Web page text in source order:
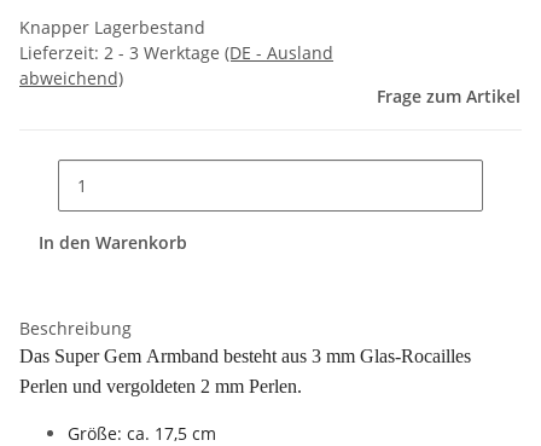
Knapper Lagerbestand
Lieferzeit: 2 - 3 Werktage (DE - Ausland
abweichend)
Frage zum Artikel
In den Warenkorb
Beschreibung
Das Super Gem Armband besteht aus 3 mm Glas-Rocailles
Perlen und vergoldeten 2 mm Perlen.
Größe: ca. 17,5 cm